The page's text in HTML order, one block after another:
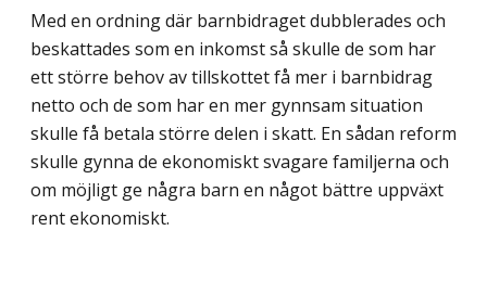
Med en ordning där barnbidraget dubblerades och
beskattades som en inkomst så skulle de som har
ett större behov av tillskottet få mer i barnbidrag
netto och de som har en mer gynnsam situation
skulle få betala större delen i skatt. En sådan reform
skulle gynna de ekonomiskt svagare familjerna och
om möjligt ge några barn en något bättre uppväxt
rent ekonomiskt.